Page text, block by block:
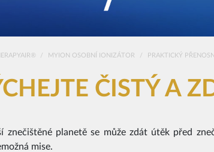
MYION OSOBNÍ IONIZÁTOR PRAKTICKÝ
ČISTÝ A
znečištěné planetě se může zdát útěk před
mise.